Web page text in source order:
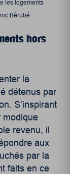
les logements
Bérubé
hors
la
détenus par
S’inspirant
modique
revenu, il
aux
par la
faits en ce